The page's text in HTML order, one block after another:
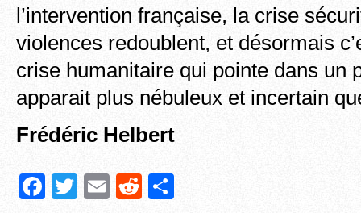
l’intervention française, la crise
violences redoublent, et désormais
crise humanitaire qui pointe dans un
apparait plus nébuleux et incertain
Frédéric Helbert
F
T
E
R